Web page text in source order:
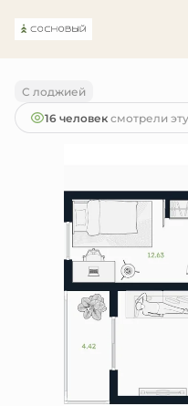
1-комнатная
С лоджией
16 человексмотрели